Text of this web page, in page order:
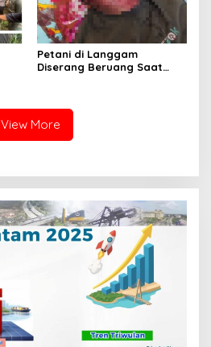
Petani di Langgam
Diserang Beruang Saat
View More